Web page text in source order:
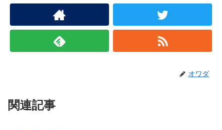
オワダ
関連記事